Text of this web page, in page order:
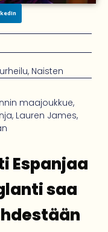
, Naisten
maajoukkue,
, Lauren James,
Espanjaa
saa